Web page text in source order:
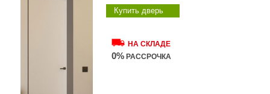
Купить дверь
НА СКЛАДЕ
0% РАССРОЧКА